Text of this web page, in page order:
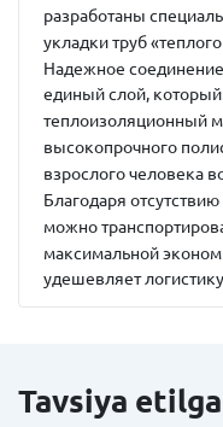
разработаны
укладки труб
Надежное соединение
единый слой,
теплоизоляционный
высокопрочного
взрослого человека
Благодаря
можно
максимальной
удешевляет
Tavsiya